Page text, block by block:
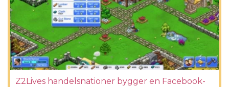
Z2Lives handelsnationer bygger en Facebook-